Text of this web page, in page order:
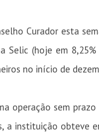
Curador esta
(hoje em
no início de
operação sem
a instituição obteve